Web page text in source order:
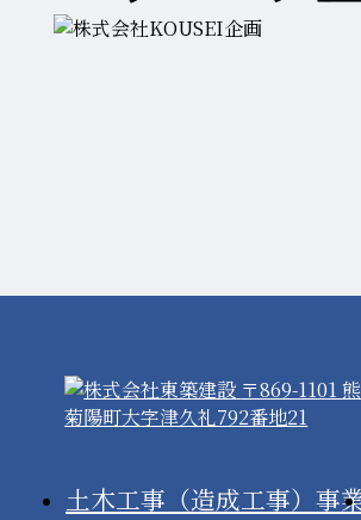
〒869-1101
菊陽町大字津久礼792番地21
土木工事（造成工事）事